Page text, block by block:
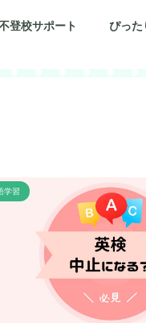
登校サポート ぴった
学習